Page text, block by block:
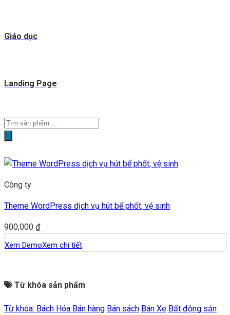
Giáo dục
Landing Page
Tìm
phẩm
Công ty
Theme WordPress dịch vụ hút bể phốt, vệ sinh
900,000 ₫
Xem DemoXem chi tiết
Từ khóa sản phẩm
Từ khóa: Bách Hóa Bán hàng Bán sách Bán Xe Bất động sản